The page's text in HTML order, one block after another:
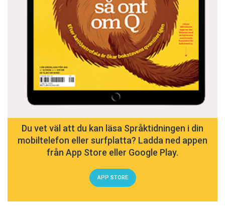
Du vet väl att du kan läsa Språktidningen i din
mobiltelefon eller surfplatta? Ladda ned appen
från App Store eller Google Play.
APP STORE